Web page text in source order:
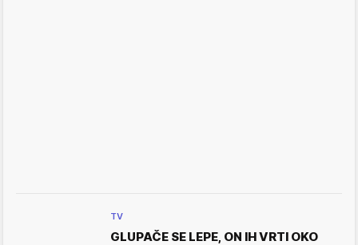
TV
GLUPAČE SE LEPE, ON IH VRTI OKO